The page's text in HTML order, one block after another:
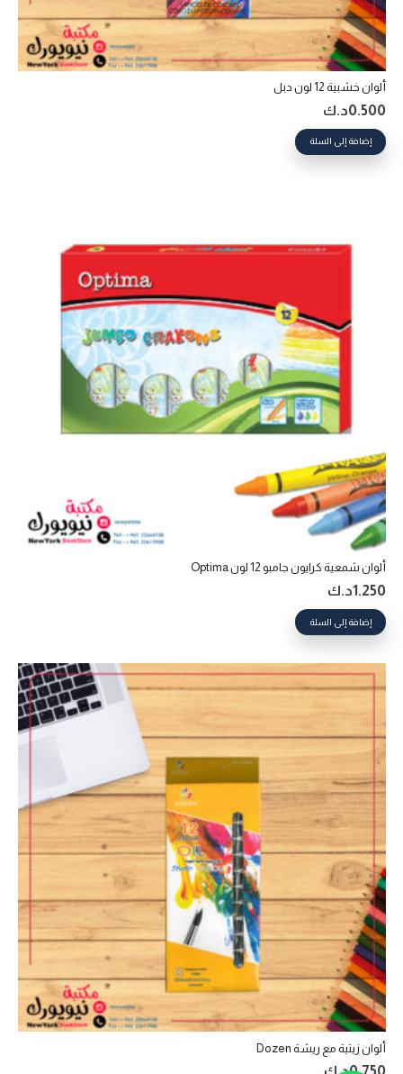
ألوان خشبية 12 لون دبل
0.500د.ك
إضافة إلى السلة
ألوان شمعية كرايون جامبو 12 لون Optima
1.250د.ك
إضافة إلى السلة
ألوان زيتية مع ريشة Dozen